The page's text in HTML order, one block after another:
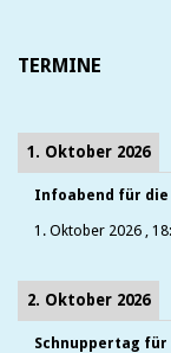
TERMINE
1. Oktober 2026
Infoabend für die
1. Oktober 2026 ,
2. Oktober 2026
Schnuppertag für